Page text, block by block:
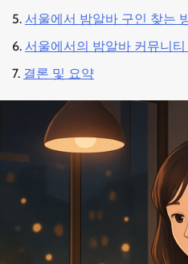
서울에서 밤알바 구인 찾는
서울에서의 밤알바 커뮤니
결론 및 요약